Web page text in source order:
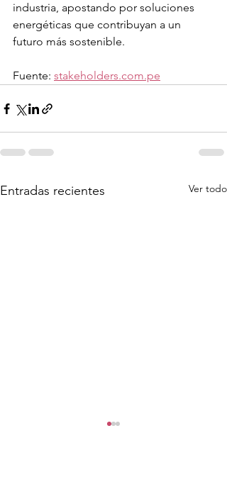
industria, apostando por soluciones
energéticas que contribuyan a un
futuro más sostenible.
Fuente: stakeholders.com.pe
Entradas recientes Ver todo